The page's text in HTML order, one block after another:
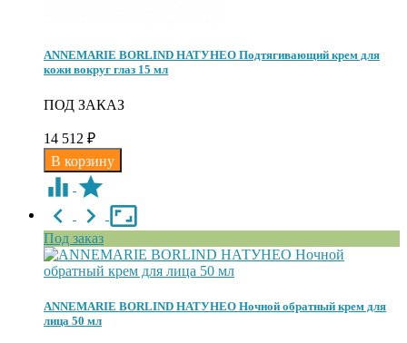
ANNEMARIE BORLIND НАТУНЕО Подтягивающий крем для
кожи вокруг глаз 15 мл
ПОД ЗАКАЗ
14 512 ₽
Под заказ
ANNEMARIE BORLIND НАТУНЕО Ночной обратный крем для
лица 50 мл